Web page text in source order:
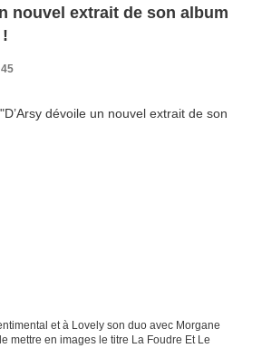
nouvel extrait de son album
et à Lovely son duo avec Morgane
mettre en images le titre La Foudre Et Le